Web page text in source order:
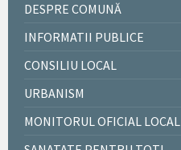
DESPRE COMUNĂ
INFORMATII PUBLICE
CONSILIU LOCAL
URBANISM
MONITORUL OFICIAL LOCAL